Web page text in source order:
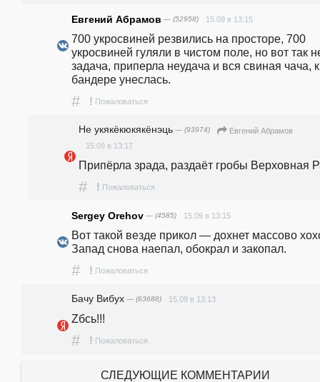
Евгений Абрамов — (52958) 15.09 в 13:15
700 укросвиней резвились на просторе, 700
укросвиней гуляли в чистом поле, но вот так
задача, приперла неудача и вся свиная чача, к
бандере унеслась.
# ! Пожаловаться
Не укякёкюкякёнэць — (93974)
Евгений Абрамов
15.09 в 13:17
Припёрла зрада, раздаёт гробы Верховная
# ! Пожаловаться
Sergey Orehov — (4585) 15.09 в 13:15
Вот такой везде прикол — дохнет массово
Запад снова наепал, обокрал и закопал.
# ! Пожаловаться
Бачу Вибух — (63688) 15.09 в 13:13
Zбсь!!!
# ! Пожаловаться
СЛЕДУЮЩИЕ КОММЕНТАРИИ